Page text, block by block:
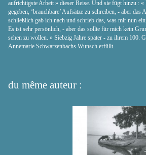
aufrichtigste Arbeit » dieser Reise. Und sie fügt hinzu :
gegeben, ‘brauchbare’ Aufsätze zu schreiben, - aber das
schließlich gab ich nach und schrieb das, was mir nun
Es ist sehr persönlich, - aber das sollte für mich kein
sehen zu wollen. » Siebzig Jahre später - zu ihrem 100.
Annemarie Schwarzenbachs Wunsch erfüllt.
du même auteur :